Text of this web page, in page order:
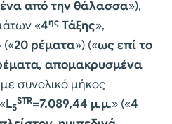
από την θάλασσα»),
«4ης Τάξης»,
(«20 ρέματα») («ως επί το
απομακρυσμένα
με συνολικό μήκος
L5
STR=7.089,44 μ.μ.» («4